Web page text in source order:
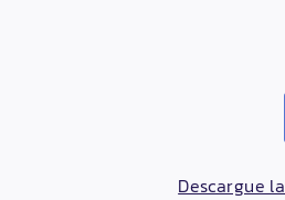
Descargue